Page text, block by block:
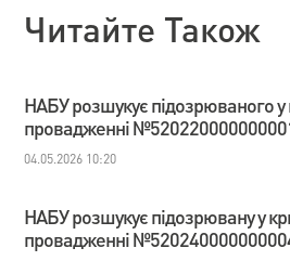
Читайте Також
НАБУ розшукує підозрюваного
провадженні
04.05.2026 10:20
НАБУ розшукує підозрювану у
провадженні